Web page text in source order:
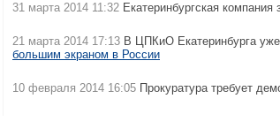
31 марта 2014 11:32 Екатеринбургская
21 марта 2014 17:13 В ЦПКиО Екатеринбурга
большим экраном в России
10 февраля 2014 16:05 Прокуратура требует